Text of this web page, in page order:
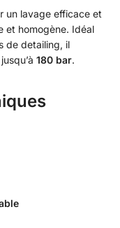
un lavage efficace et
et homogène. Idéal
de detailing, il
180 bar.